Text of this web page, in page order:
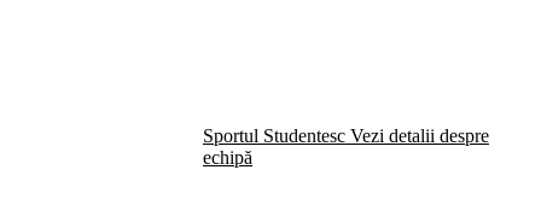
Sportul Studentesc Vezi detalii despre
echipă